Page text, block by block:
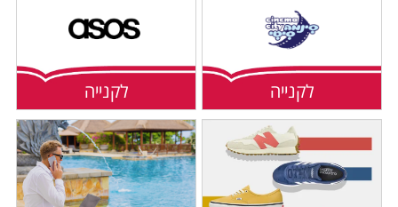
לקנייה לקנייה